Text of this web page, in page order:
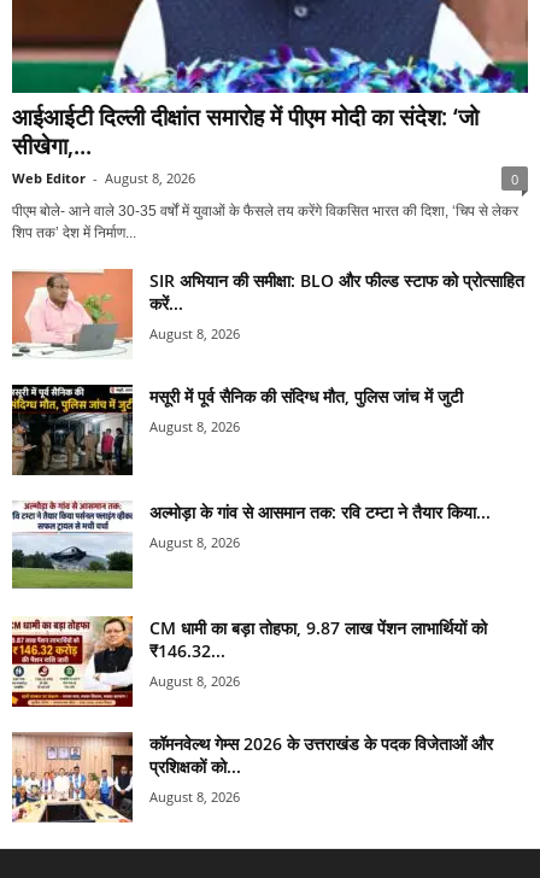
आईआईटी दिल्ली दीक्षांत समारोह में पीएम मोदी का संदेश: ‘जो
सीखेगा,...
Web Editor - August 8, 2026 0
पीएम बोले- आने वाले 30-35 वर्षों में युवाओं के फैसले तय करेंगे विकसित भारत की दिशा, ‘चिप से लेकर
शिप तक’ देश में निर्माण...
SIR अभियान की समीक्षा: BLO और फील्ड स्टाफ को प्रोत्साहित
करें...
August 8, 2026
मसूरी में पूर्व सैनिक की संदिग्ध मौत, पुलिस जांच में जुटी
August 8, 2026
अल्मोड़ा के गांव से आसमान तक: रवि टम्टा ने तैयार किया...
August 8, 2026
CM धामी का बड़ा तोहफा, 9.87 लाख पेंशन लाभार्थियों को
₹146.32...
August 8, 2026
कॉमनवेल्थ गेम्स 2026 के उत्तराखंड के पदक विजेताओं और
प्रशिक्षकों को...
August 8, 2026